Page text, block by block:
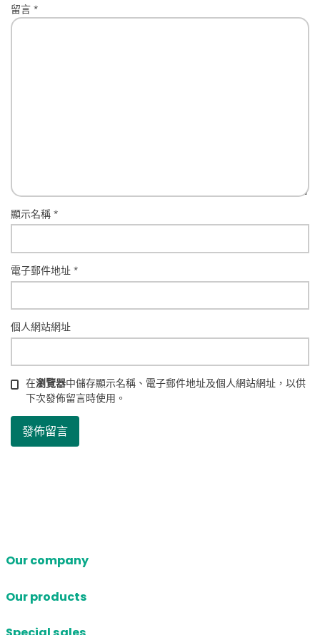
留言*
顯示名稱*
電子郵件地址*
個人網站網址
在瀏覽器中儲存顯示名稱、電子郵件地址及個人網站網址，以供
下次發佈留言時使用。
Our company
Our products